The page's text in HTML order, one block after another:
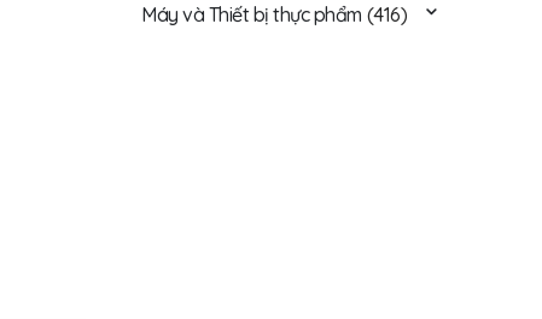
Máy và Thiết bị thực phẩm (416)